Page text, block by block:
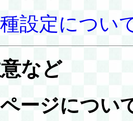
設定につい
など
ージについ